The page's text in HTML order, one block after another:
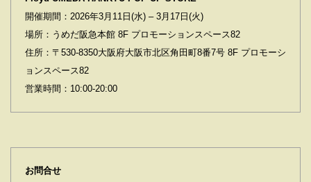
開催期間：2026年3月11日(水) – 3月17日(火)
場所：うめだ阪急本館 8F プロモーションスペース82
住所：〒530-8350大阪府大阪市北区角田町8番7号 8F プロモーシ
ョンスペース82
営業時間：10:00-20:00
お問合せ